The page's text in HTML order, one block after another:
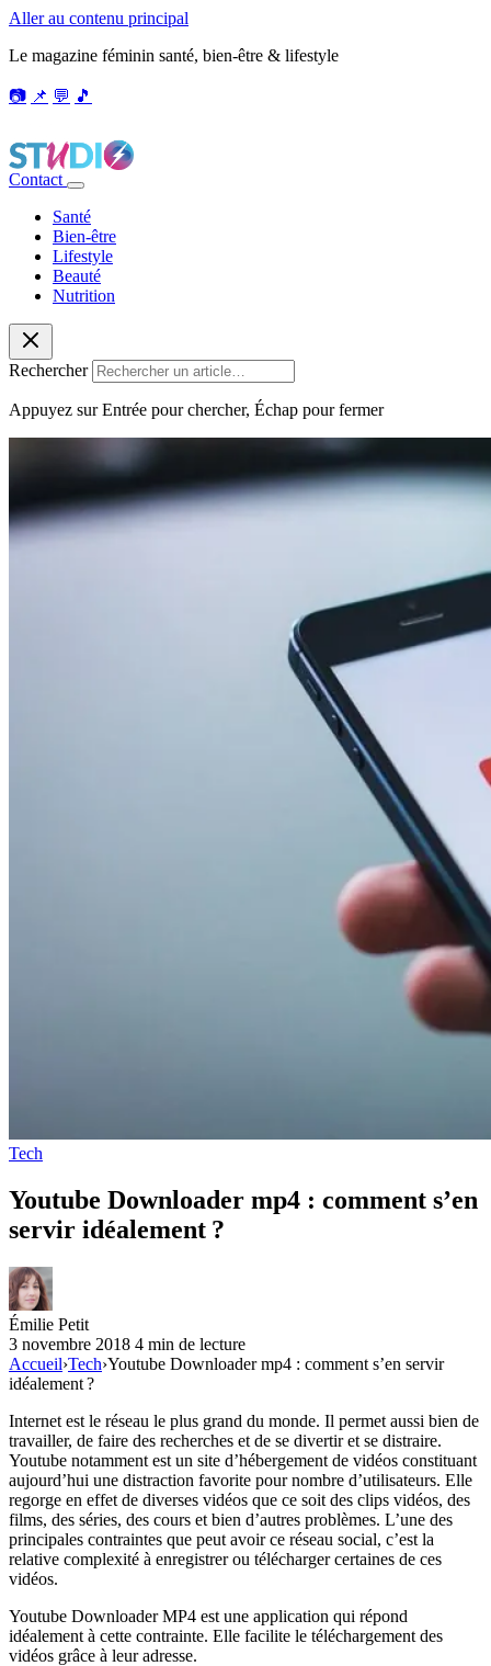
Aller au contenu principal
Le magazine féminin santé, bien-être & lifestyle
📷 📌 💬 🎵
Contact
Santé
Bien-être
Lifestyle
Beauté
Nutrition
Rechercher
Appuyez sur Entrée pour chercher, Échap pour fermer
Tech
Youtube Downloader mp4 : comment s’en
servir idéalement ?
Émilie Petit
3 novembre 2018 4 min de lecture
Accueil›Tech›Youtube Downloader mp4 : comment s’en servir
idéalement ?
Internet est le réseau le plus grand du monde. Il permet aussi bien de
travailler, de faire des recherches et de se divertir et se distraire.
Youtube notamment est un site d’hébergement de vidéos constituant
aujourd’hui une distraction favorite pour nombre d’utilisateurs. Elle
regorge en effet de diverses vidéos que ce soit des clips vidéos, des
films, des séries, des cours et bien d’autres problèmes. L’une des
principales contraintes que peut avoir ce réseau social, c’est la
relative complexité à enregistrer ou télécharger certaines de ces
vidéos.
Youtube Downloader MP4 est une application qui répond
idéalement à cette contrainte. Elle facilite le téléchargement des
vidéos grâce à leur adresse.